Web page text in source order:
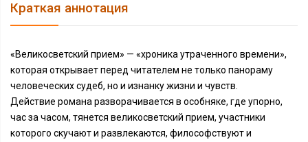
Краткая аннотация
«Великосветский прием» — «хроника утраченного времени»,
которая открывает перед читателем не только панораму
человеческих судеб, но и изнанку жизни и чувств.
Действие романа разворачивается в особняке, где упорно,
час за часом, тянется великосветский прием, участники
которого скучают и развлекаются, философствуют и